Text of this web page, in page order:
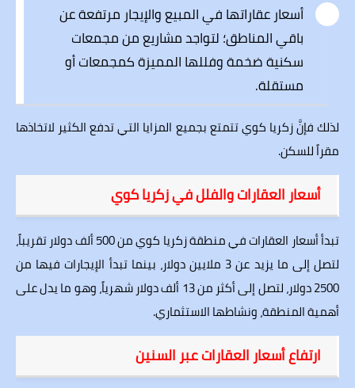
أسعار عقاراتها في المبيع والإيجار مرتفعة عن
باقي المناطق؛ لتواجد مشاريع من مجمعات
سكنية ضخمة وفللها المميزة كمجمعات أو
مستقلة.
لذلك فإنَّ زكريا كوي تتمتع بجميع المزايا التي تدفع الكثير لاتخاذها
مقراً للسكن.
أسعار العقارات والفلل في زكريا كوي
تبدأ أسعار العقارات في منطقة زكريا كوي من 500 ألف دولار تقريباً،
لتصل إلى ما يزيد عن 3 ملايين دولار، بينما تبدأ الإيجارات فيها من
2500 دولار، لتصل إلى أكثر من 13 ألف دولار شهرياً، وهو ما يدل على
أهمية المنطقة، ونشاطها الاستثماري.
ارتفاع أسعار العقارات عبر السنين